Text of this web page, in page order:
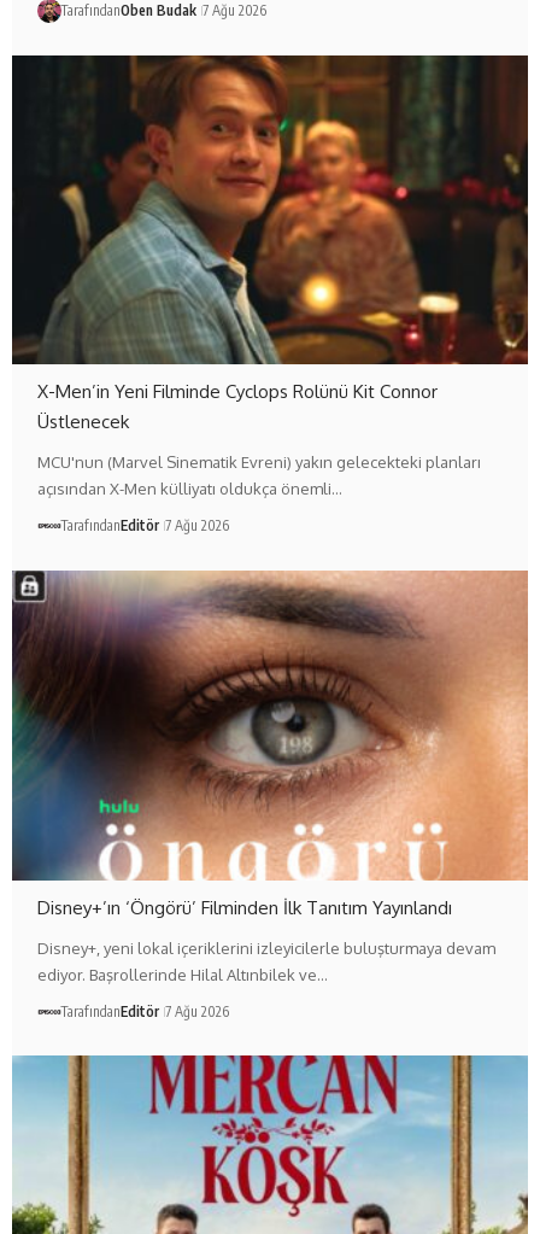
TarafındanOben Budak 7 Ağu 2026
X-Men’in Yeni Filminde Cyclops Rolünü Kit Connor
Üstlenecek
MCU'nun (Marvel Sinematik Evreni) yakın gelecekteki planları
açısından X-Men külliyatı oldukça önemli…
TarafındanEditör 7 Ağu 2026
Disney+’ın ‘Öngörü’ Filminden İlk Tanıtım Yayınlandı
Disney+, yeni lokal içeriklerini izleyicilerle buluşturmaya devam
ediyor. Başrollerinde Hilal Altınbilek ve…
TarafındanEditör 7 Ağu 2026